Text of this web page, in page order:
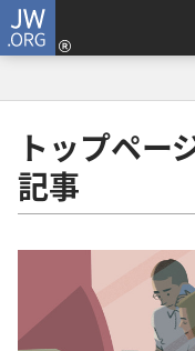
JW.ORG
トップペー
記事